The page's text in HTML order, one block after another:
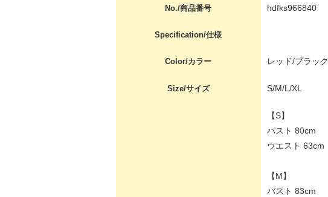
No./商品番号 hdfks966840
Specification/仕様
Color/カラー レッド/ブラック
Size/サイズ S/M/L/XL
【S】
バスト 80cm
ウエスト 63cm
【M】
バスト 83cm